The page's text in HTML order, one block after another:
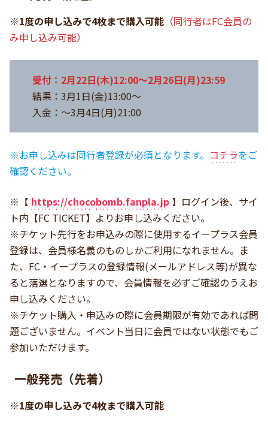
※1度の申し込みで4枚まで購入可能 （同行者はFC会員の
み申し込み可能）
受付：2月22日(木)12:00～2月26日(月)23:59
結果：3月1日(金)13:00～
入金：～3月4日(月)21:00
※お申し込みは同行者登録が必須となります。 コチラをご
確認ください。
※【 https://chocobomb.fanpla.jp 】ログイン後、サイ
ト内【FC TICKET】よりお申し込みください。
※チケット先行をお申込みの際に使用するイープラス会員
登録は、会員様名義のものしかご利用になれません。ま
た、FC・イープラスの登録情報(メールアドレス等)が異な
ると落選となりますので、会員情報を必ずご確認のうえお
申し込みください。
※チケット購入・申込みの際に会員期限が有効であれば問
題ございません。イベント当日に会員ではない状態でもご
参加いただけます。
一般発売（先着）
※1度の申し込みで4枚まで購入可能